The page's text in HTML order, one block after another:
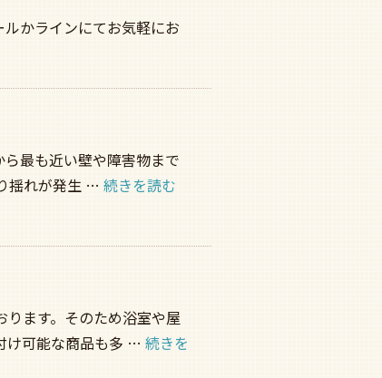
かラインにてお気軽にお
最も近い壁や障害物まで
揺れが発生 … 続きを読む
ます。そのため浴室や屋
け可能な商品も多 … 続きを